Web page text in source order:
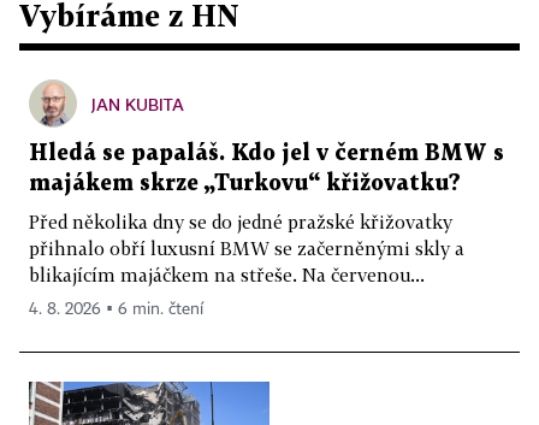
Vybíráme z HN
JAN KUBITA
Hledá se papaláš. Kdo jel v černém BMW s
majákem skrze „Turkovu“ křižovatku?
Před několika dny se do jedné pražské křižovatky
přihnalo obří luxusní BMW se začerněnými skly a
blikajícím majáčkem na střeše. Na červenou...
4. 8. 2026 ▪ 6 min. čtení